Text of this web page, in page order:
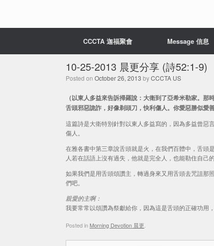
CCCTA 迦福聚會 Message 信息
10-25-2013 晨更分享 (詩52:1-9)
Posted on October 26, 2013 byCCCTA US
（以東人多益來告訴掃羅說：大衛到了亞希米勒家。
舌頭邪惡詭詐，好像剃頭刀，快利傷人。你愛惡勝似
這篇詩是大衛特別針對以東人多益寫的，因為多益曾惡
傷人。
在雅各書中第三章說舌頭就是火，在我們百體中，舌頭
人若在話語上沒有過失，他就是完全人，也能勒住自己的
如果我們是用舌頭頌讚主，轉過身來又用舌頭去咒詛
們吧。
親愛的主啊：
我要常常以頌讚為祭獻給你，因為這是舌頭的正確功用
Posted in Morning Devotion 晨更